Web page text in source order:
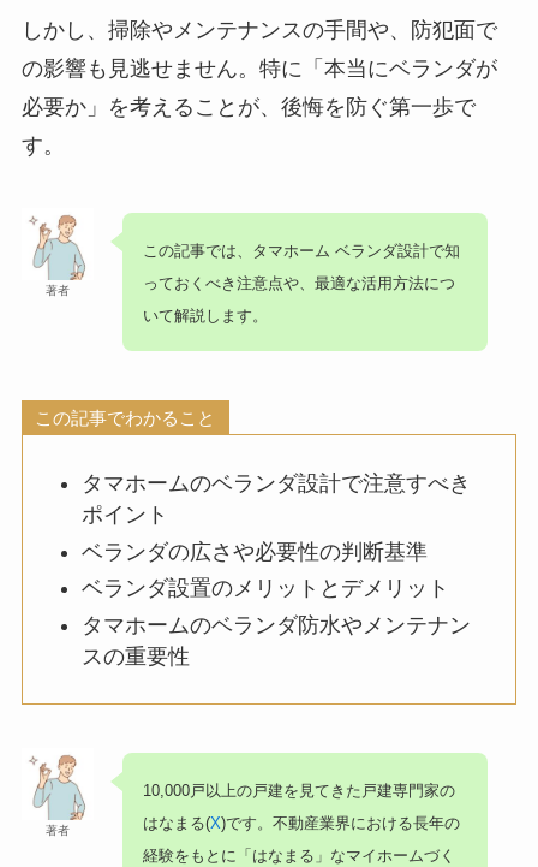
しかし、掃除やメンテナンスの手間や、防犯面で
の影響も見逃せません。特に「本当にベランダが
必要か」を考えることが、後悔を防ぐ第一歩で
す。
著者
この記事では、 タマホーム ベランダ設計で知
っておくべき注意点や、最適な活用方法につ
いて解説します。
この記事でわかること
タマホームのベランダ設計で注意すべき
ポイント
ベランダの広さや必要性の判断基準
ベランダ設置のメリットとデメリット
タマホームのベランダ防水やメンテナン
スの重要性
著者
10,000戸以上の戸建を見てきた戸建専門家の
はなまる(X)です。不動産業界における長年の
経験をもとに「はなまる」なマイホームづく